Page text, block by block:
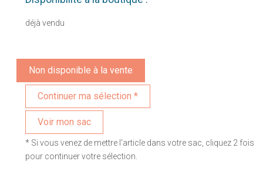
déjà vendu
Non disponible à la vente
Voir mon sac
* Si vous venez de mettre l'article dans votre sac, cliquez 2 fois
pour continuer votre sélection.